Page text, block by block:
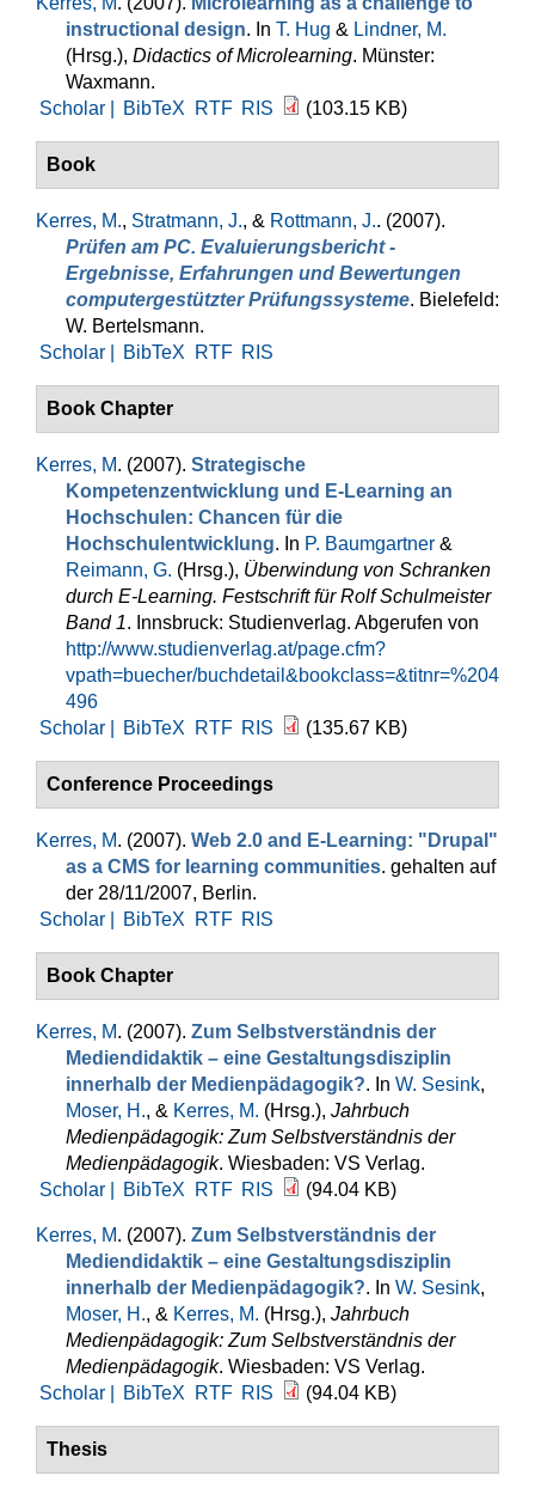
instructional design. In T. Hug & Lindner, M.
(Hrsg.), Didactics of Microlearning. Münster:
Waxmann.
Scholar |
BibTeX RTF RIS (103.15 KB)
Book
Kerres, M., Stratmann, J., & Rottmann, J.. (2007).
Prüfen am PC. Evaluierungsbericht -
Ergebnisse, Erfahrungen und Bewertungen
computergestützter Prüfungssysteme. Bielefeld:
W. Bertelsmann.
Scholar |
BibTeX RTF RIS
Book Chapter
Kerres, M. (2007). Strategische
Kompetenzentwicklung und E-Learning an
Hochschulen: Chancen für die
Hochschulentwicklung. In P. Baumgartner &
Reimann, G. (Hrsg.), Überwindung von Schranken
durch E-Learning. Festschrift für Rolf Schulmeister
Band 1. Innsbruck: Studienverlag. Abgerufen von
http://www.studienverlag.at/page.cfm?
vpath=buecher/buchdetail&bookclass=&titnr=%204
496
Scholar |
BibTeX RTF RIS (135.67 KB)
Conference Proceedings
Kerres, M. (2007). Web 2.0 and E-Learning: "Drupal"
as a CMS for learning communities. gehalten auf
der 28/11/2007, Berlin.
Scholar |
BibTeX RTF RIS
Book Chapter
Kerres, M. (2007). Zum Selbstverständnis der
Mediendidaktik – eine Gestaltungsdisziplin
innerhalb der Medienpädagogik?. In W. Sesink,
Moser, H., & Kerres, M. (Hrsg.), Jahrbuch
Medienpädagogik: Zum Selbstverständnis der
Medienpädagogik. Wiesbaden: VS Verlag.
Scholar |
BibTeX RTF RIS (94.04 KB)
Kerres, M. (2007). Zum Selbstverständnis der
Mediendidaktik – eine Gestaltungsdisziplin
innerhalb der Medienpädagogik?. In W. Sesink,
Moser, H., & Kerres, M. (Hrsg.), Jahrbuch
Medienpädagogik: Zum Selbstverständnis der
Medienpädagogik. Wiesbaden: VS Verlag.
Scholar |
BibTeX RTF RIS (94.04 KB)
Thesis